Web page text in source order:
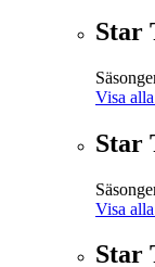
Star
Visa
Star
Visa
Star